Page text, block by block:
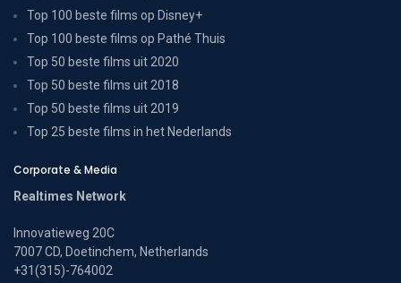
Top 100 beste films op Disney+
Top 100 beste films op Pathé Thuis
Top 50 beste films uit 2020
Top 50 beste films uit 2018
Top 50 beste films uit 2019
Top 25 beste films in het Nederlands
Corporate & Media
Realtimes Network
Innovatieweg 20C
7007 CD, Doetinchem, Netherlands
+31(315)-764002